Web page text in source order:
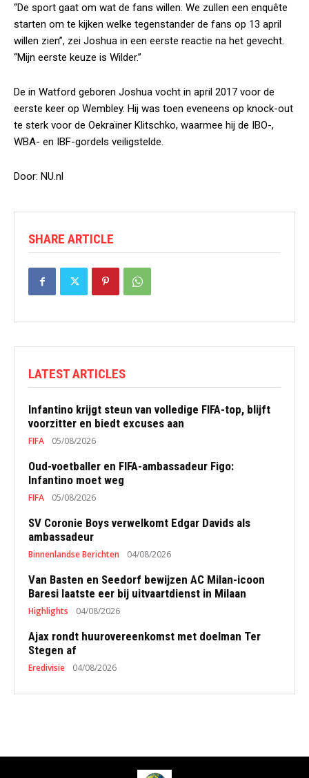
“De sport gaat om wat de fans willen. We zullen een enquête
starten om te kijken welke tegenstander de fans op 13 april
willen zien”, zei Joshua in een eerste reactie na het gevecht.
“Mijn eerste keuze is Wilder.”
De in Watford geboren Joshua vocht in april 2017 voor de
eerste keer op Wembley. Hij was toen eveneens op knock-out
te sterk voor de Oekraïner Klitschko, waarmee hij de IBO-,
WBA- en IBF-gordels veiligstelde.
Door: NU.nl
SHARE ARTICLE
LATEST ARTICLES
Infantino krijgt steun van volledige FIFA-top, blijft
voorzitter en biedt excuses aan
FIFA 05/08/2026
Oud-voetballer en FIFA-ambassadeur Figo:
Infantino moet weg
FIFA 05/08/2026
SV Coronie Boys verwelkomt Edgar Davids als
ambassadeur
Binnenlandse Berichten 04/08/2026
Van Basten en Seedorf bewijzen AC Milan-icoon
Baresi laatste eer bij uitvaartdienst in Milaan
Highlights 04/08/2026
Ajax rondt huurovereenkomst met doelman Ter
Stegen af
Eredivisie 04/08/2026